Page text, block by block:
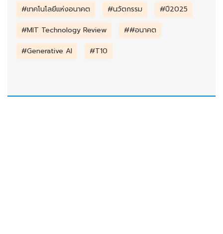
#เทคโนโลยีแห่งอนาคต #นวัตกรรม
#ปี2025
#MIT Technology Review
##อนาคต
#Generative AI
#T10